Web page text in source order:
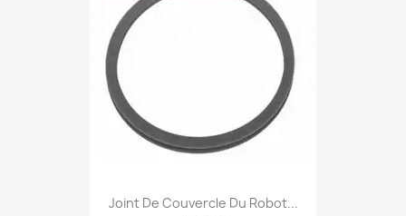
Joint De Couvercle Du Robot...